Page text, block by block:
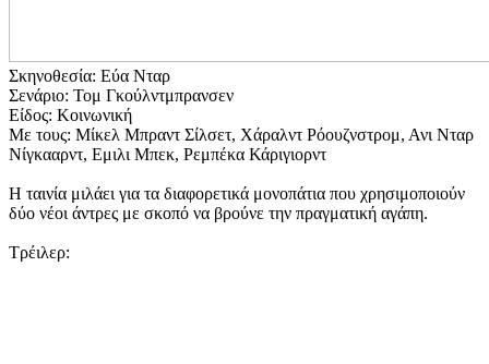
Σκηνοθεσία: Εύα Νταρ
Σενάριο: Τομ Γκούλντμπρανσεν
Είδος: Κοινωνική
Με τους: Μίκελ Μπραντ Σίλσετ, Χάραλντ Ρόουζνστρομ, Ανι Νταρ
Νίγκααρντ, Εμιλι Μπεκ, Ρεμπέκα Κάριγιορντ
Η ταινία μιλάει για τα διαφορετικά μονοπάτια που χρησιμοποιούν
δύο νέοι άντρες με σκοπό να βρούνε την πραγματική αγάπη.
Τρέιλερ: